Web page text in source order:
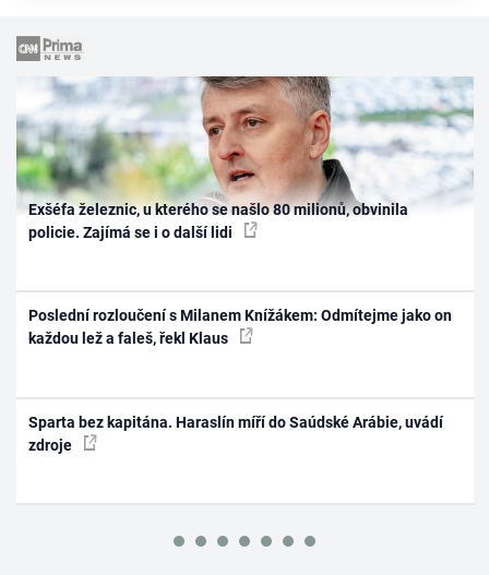
Exšéfa železnic, u kterého se našlo 80 milionů, obvinila
policie. Zajímá se i o další lidi
Poslední rozloučení s Milanem Knížákem: Odmítejme jako on
každou lež a faleš, řekl Klaus
Sparta bez kapitána. Haraslín míří do Saúdské Arábie, uvádí
zdroje